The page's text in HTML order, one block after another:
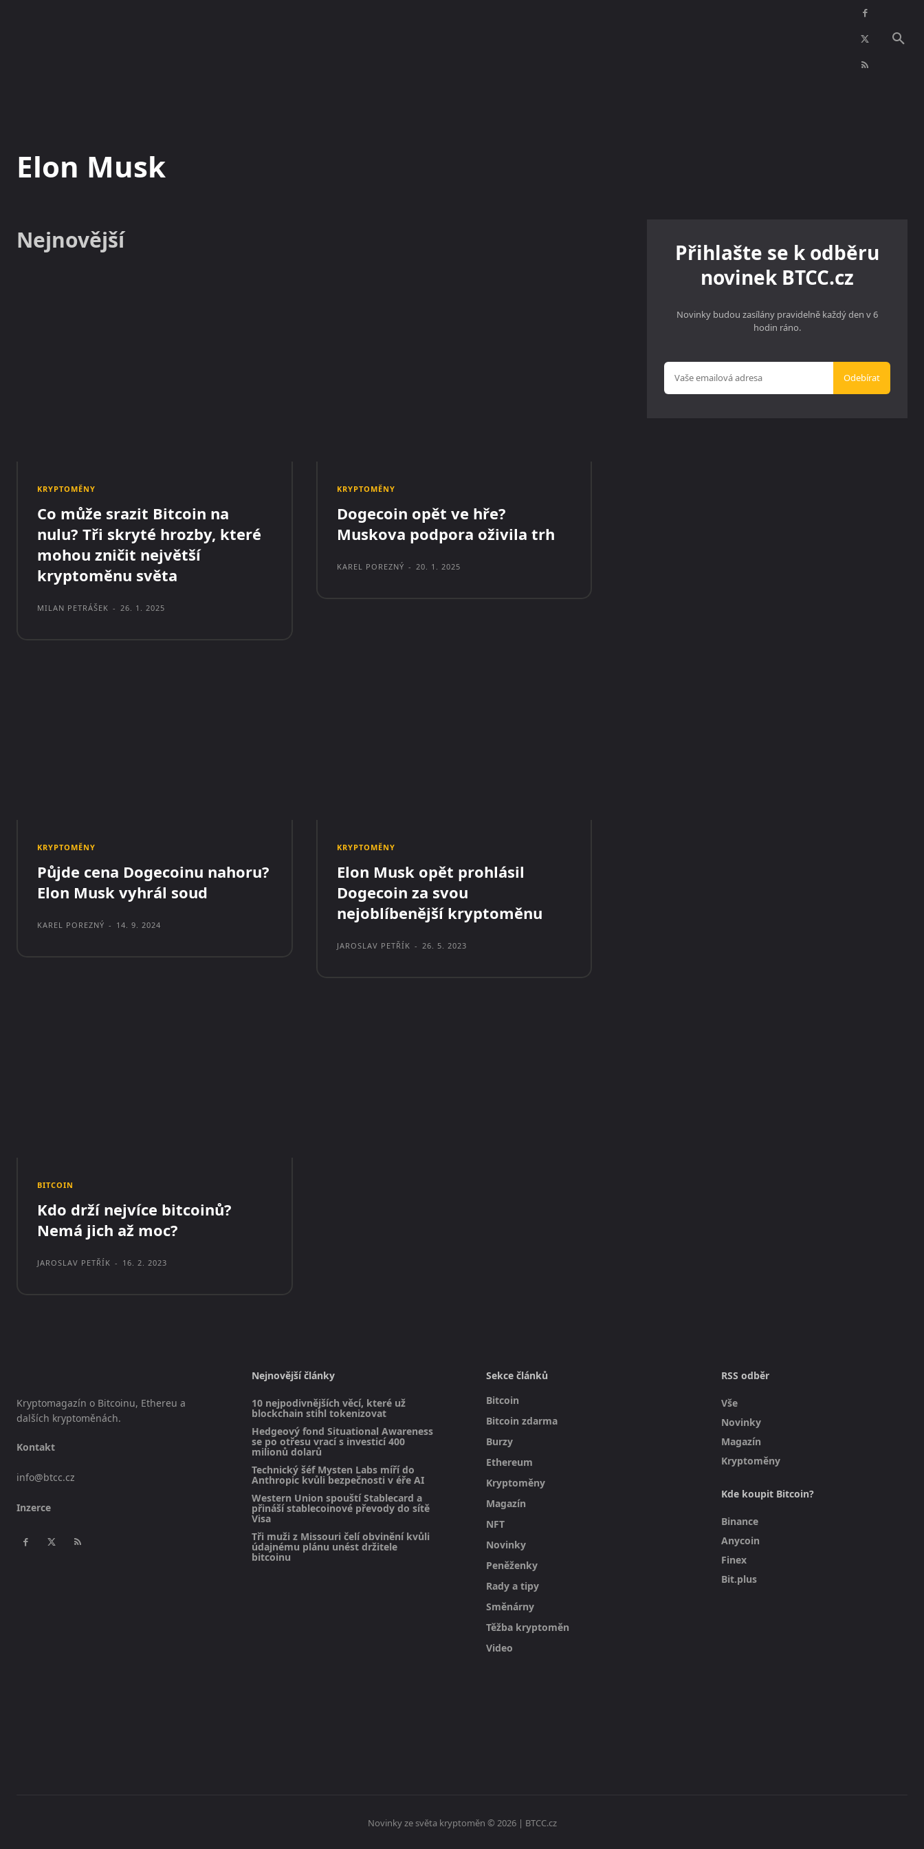
Elon Musk
Nejnovější
KRYPTOMĚNY
Co může srazit Bitcoin na
nulu? Tři skryté hrozby, které
mohou zničit největší
kryptoměnu světa
MILAN PETRÁŠEK - 26. 1. 2025
KRYPTOMĚNY
Dogecoin opět ve hře?
Muskova podpora oživila trh
KAREL POREZNÝ - 20. 1. 2025
KRYPTOMĚNY
Půjde cena Dogecoinu nahoru?
Elon Musk vyhrál soud
KAREL POREZNÝ - 14. 9. 2024
KRYPTOMĚNY
Elon Musk opět prohlásil
Dogecoin za svou
nejoblíbenější kryptoměnu
JAROSLAV PETŘÍK - 26. 5. 2023
BITCOIN
Kdo drží nejvíce bitcoinů?
Nemá jich až moc?
JAROSLAV PETŘÍK - 16. 2. 2023
Přihlašte se k odběru
novinek BTCC.cz
Novinky budou zasílány pravidelně každý den v 6
hodin ráno.
Odebírat
Kryptomagazín o Bitcoinu, Ethereu a
dalších kryptoměnách.
Kontakt
info@btcc.cz
Inzerce
Nejnovější články
10 nejpodivnějších věcí, které už
blockchain stihl tokenizovat
Hedgeový fond Situational Awareness
se po otřesu vrací s investicí 400
milionů dolarů
Technický šéf Mysten Labs míří do
Anthropic kvůli bezpečnosti v éře AI
Western Union spouští Stablecard a
přináší stablecoinové převody do sítě
Visa
Tři muži z Missouri čelí obvinění kvůli
údajnému plánu unést držitele
bitcoinu
Sekce článků
Bitcoin
Bitcoin zdarma
Burzy
Ethereum
Kryptoměny
Magazín
NFT
Novinky
Peněženky
Rady a tipy
Směnárny
Těžba kryptoměn
Video
RSS odběr
Vše
Novinky
Magazín
Kryptoměny
Kde koupit Bitcoin?
Binance
Anycoin
Finex
Bit.plus
Novinky ze světa kryptoměn © 2026 | BTCC.cz